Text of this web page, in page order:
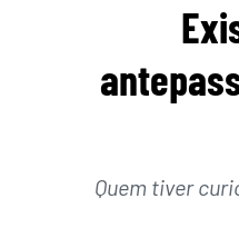
Quem tiver